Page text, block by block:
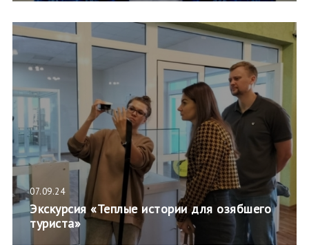
07.09.24
Экскурсия «Теплые истории для озябшего
туриста»